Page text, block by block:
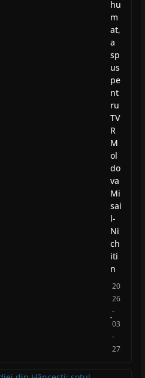
hu
m
at,
a
sp
us
pe
nt
ru
TV
R
M
ol
do
va
Mi
sai
l-
Ni
ch
iti
n
20
26
-
03
-
27